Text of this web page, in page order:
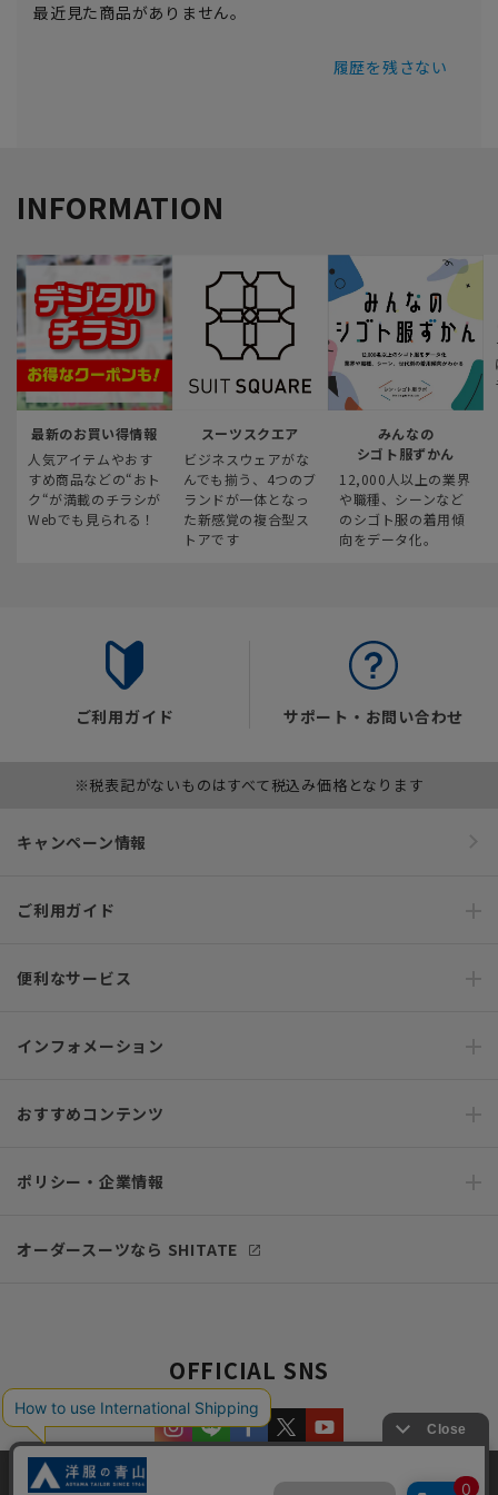
最近見た商品がありません。
履歴を残さない
INFORMATION
最新のお買い得情報
人気アイテムやおす
すめ商品などの“おト
ク“が満載のチラシが
Webでも見られる！
スーツスクエア
ビジネスウェアがな
んでも揃う、4つのブ
ランドが一体となっ
た新感覚の複合型ス
トアです
みんなの
シゴト服ずかん
12,000人以上の業界
や職種、シーンなど
のシゴト服の着用傾
向をデータ化。
ご利用ガイド サポート・お問い合わせ
※税表記がないものはすべて税込み価格となります
キャンペーン情報
ご利用ガイド
便利なサービス
インフォメーション
おすすめコンテンツ
ポリシー・企業情報
オーダースーツなら SHITATE
OFFICIAL SNS